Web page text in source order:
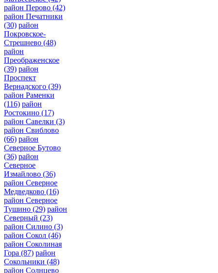
район Перово (42)
район Печатники
(30) район
Покровское-
Стрешнево (48)
район
Преображенское
(39) район
Проспект
Вернадского (39)
район Раменки
(116) район
Ростокино (17)
район Савелки (3)
район Свиблово
(66) район
Северное Бутово
(36) район
Северное
Измайлово (36)
район Северное
Медведково (16)
район Северное
Тушино (29) район
Северный (23)
район Силино (3)
район Сокол (46)
район Соколиная
Гора (87) район
Сокольники (48)
район Солнцево